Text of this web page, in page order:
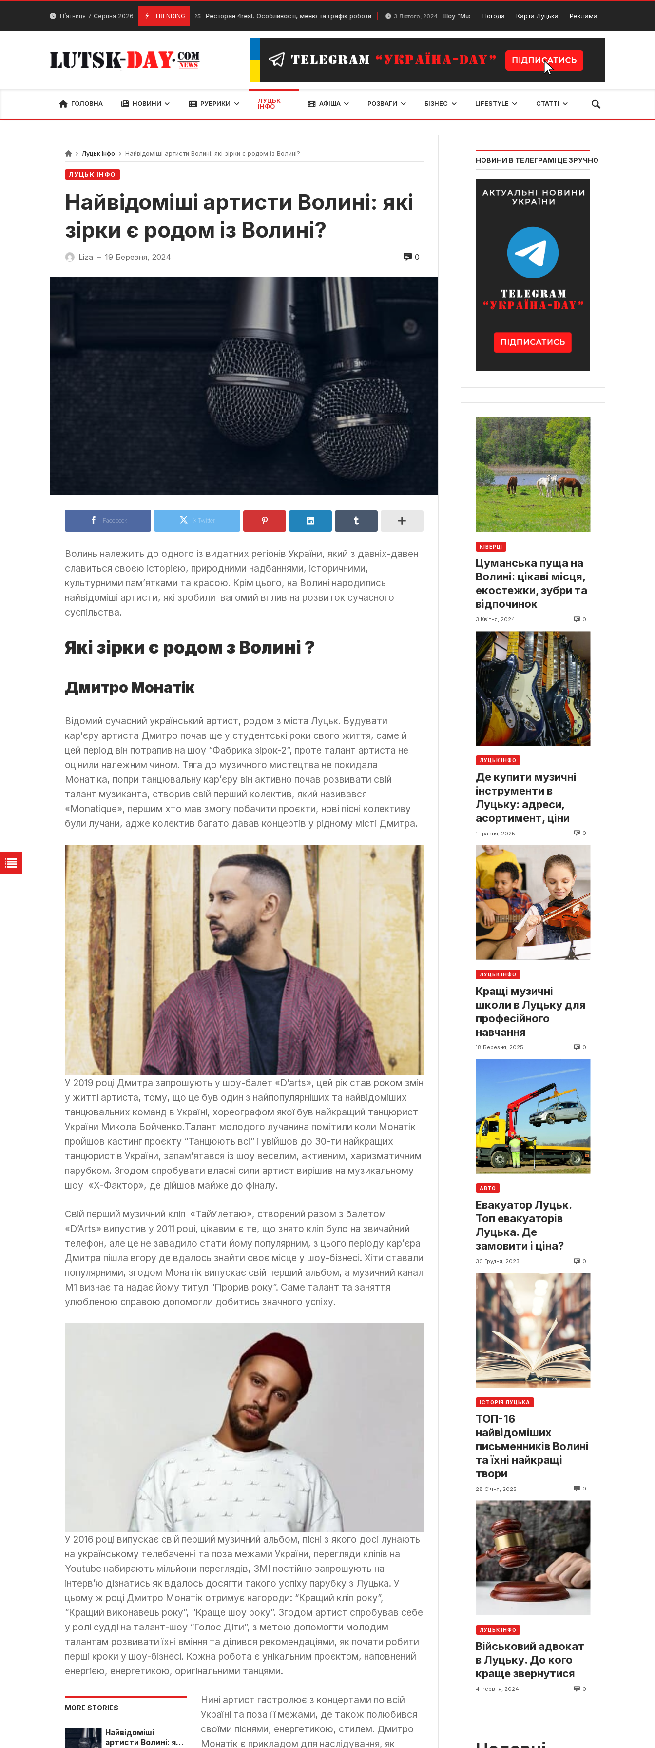
Skip
П’ятниця 7 Серпня 2026 TRENDING
12 Грудня, 2025 Ресторан 4rest. Особливості, меню та графік роботи 3 Лютого, 2024 Шоу “Music from NETFLIX” від Lord Of The Symphony у Луцьку
Погода Карта Луцька Реклама
ГОЛОВНА НОВИНИ РУБРИКИ
ЛУЦЬК
ІНФО
АФІША РОЗВАГИ БІЗНЕС LIFESTYLE СТАТТІ
Луцьк Інфо Найвідоміші артисти Волині: які зірки є родом із Волині?
ЛУЦЬК ІНФО
Найвідоміші артисти Волині: які
зірки є родом із Волині?
Liza — 19 Березня, 2024 0
Facebook X Twitter
Волинь належить до одного із видатних регіонів України, який з давніх-давен
славиться своєю історією, природними надбаннями, історичними,
культурними пам’ятками та красою. Крім цього, на Волині народились
найвідоміші артисти, які зробили вагомий вплив на розвиток сучасного
суспільства.
Які зірки є родом з Волині ?
Дмитро Монатік
Відомий сучасний український артист, родом з міста Луцьк. Будувати
кар’єру артиста Дмитро почав ще у студентські роки свого життя, саме й
цей період він потрапив на шоу “Фабрика зірок-2”, проте талант артиста не
оцінили належним чином. Тяга до музичного мистецтва не покидала
Монатіка, попри танцювальну кар’єру він активно почав розвивати свій
талант музиканта, створив свій перший колектив, який називався
«Monatique», першим хто мав змогу побачити проєкти, нові пісні колективу
були лучани, адже колектив багато давав концертів у рідному місті Дмитра.
У 2019 році Дмитра запрошують у шоу-балет «D’arts», цей рік став роком змін
у житті артиста, тому, що це був один з найпопулярніших та найвідоміших
танцювальних команд в Україні, хореографом якої був найкращий танцюрист
України Микола Бойченко.Талант молодого лучанина помітили коли Монатік
пройшов кастинг проєкту “Танцюють всі” і увійшов до 30-ти найкращих
танцюристів України, запам’ятався із шоу веселим, активним, харизматичним
парубком. Згодом спробувати власні сили артист вирішив на музикальному
шоу «Х-Фактор», де дійшов майже до фіналу.
Свій перший музичний кліп «ТайУлетаю», створений разом з балетом
«D’Arts» випустив у 2011 році, цікавим є те, що знято кліп було на звичайний
телефон, але це не завадило стати йому популярним, з цього періоду кар’єра
Дмитра пішла вгору де вдалось знайти своє місце у шоу-бізнесі. Хіти ставали
популярними, згодом Монатік випускає свій перший альбом, а музичний канал
М1 визнає та надає йому титул “Прорив року”. Саме талант та заняття
улюбленою справою допомогли добитись значного успіху.
У 2016 році випускає свій перший музичний альбом, пісні з якого досі лунають
на українському телебаченні та поза межами України, перегляди кліпів на
Youtube набирають мільйони переглядів, ЗМІ постійно запрошують на
інтерв’ю дізнатись як вдалось досягти такого успіху парубку з Луцька. У
цьому ж році Дмитро Монатік отримує нагороди: “Кращий кліп року”,
“Кращий виконавець року”, “Краще шоу року”. Згодом артист спробував себе
у ролі судді на талант-шоу “Голос Діти”, з метою допомогти молодим
талантам розвивати їхні вміння та ділився рекомендаціями, як почати робити
перші кроки у шоу-бізнесі. Кожна робота є унікальним проєктом, наповнений
енергією, енергетикою, оригінальними танцями.
MORE STORIES
Найвідоміші
артисти Волині: які
Нині артист гастролює з концертами по всій
Україні та поза її межами, де також полюбився
своїми піснями, енергетикою, стилем. Дмитро
Монатік є прикладом для наслідування, як
НОВИНИ В ТЕЛЕГРАМІ ЦЕ ЗРУЧНО
КІВЕРЦІ
Цуманська пуща на
Волині: цікаві місця,
екостежки, зубри та
відпочинок
3 Квітня, 2024 0
ЛУЦЬК ІНФО
Де купити музичні
інструменти в
Луцьку: адреси,
асортимент, ціни
1 Травня, 2025 0
ЛУЦЬК ІНФО
Кращі музичні
школи в Луцьку для
професійного
навчання
18 Березня, 2025 0
АВТО
Евакуатор Луцьк.
Топ евакуаторів
Луцька. Де
замовити і ціна?
30 Грудня, 2023 0
ІСТОРІЯ ЛУЦЬКА
ТОП-16
найвідоміших
письменників Волині
та їхні найкращі
твори
28 Січня, 2025 0
ЛУЦЬК ІНФО
Військовий адвокат
в Луцьку. До кого
краще звернутися
4 Червня, 2024 0